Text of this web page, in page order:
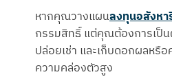
หากคุณวางแผนลงทุนอสังหา
กรรมสิทธิ์ แต่คุณต้องการเป็น
ปล่อยเช่า และเก็บดอกผลหรื
ความคล่องตัวสูง